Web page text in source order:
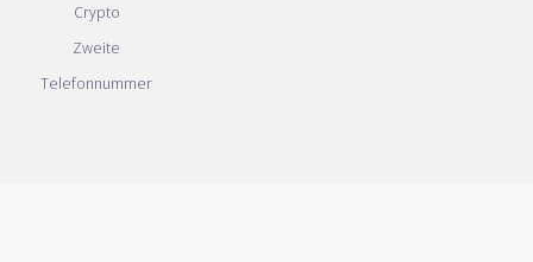
Crypto
Zweite
Telefonnummer